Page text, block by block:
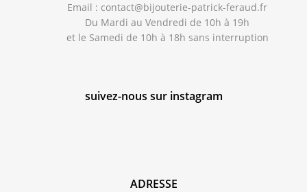
Email : contact@bijouterie-patrick-feraud.fr
Du Mardi au Vendredi de 10h à 19h
et le Samedi de 10h à 18h sans interruption
suivez-nous sur instagram
ADRESSE